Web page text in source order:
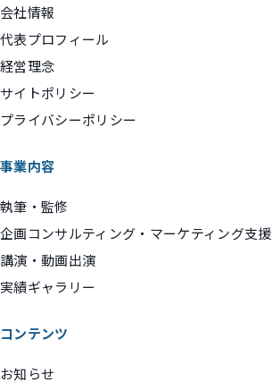
会社情報
代表プロフィール
経営理念
サイトポリシー
プライバシーポリシー
事業内容
執筆・監修
企画コンサルティング・マーケティング支援
講演・動画出演
実績ギャラリー
コンテンツ
お知らせ